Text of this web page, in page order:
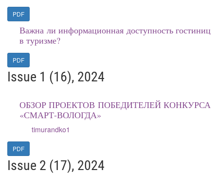
PDF
Важна ли информационная доступность гостиниц
в туризме?
PDF
Issue 1 (16), 2024
ОБЗОР ПРОЕКТОВ ПОБЕДИТЕЛЕЙ КОНКУРСА
«СМАРТ-ВОЛОГДА»
timurandko1
PDF
Issue 2 (17), 2024